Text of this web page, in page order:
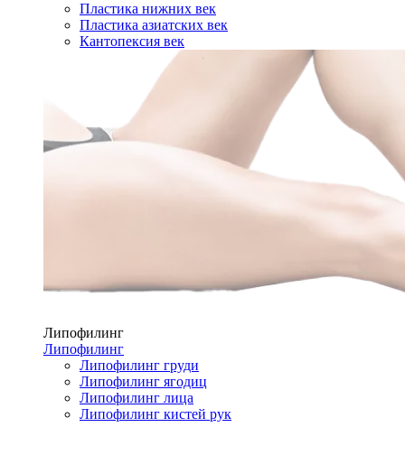
Пластика нижних век
Пластика азиатских век
Кантопексия век
Липофилинг
Липофилинг
Липофилинг груди
Липофилинг ягодиц
Липофилинг лица
Липофилинг кистей рук